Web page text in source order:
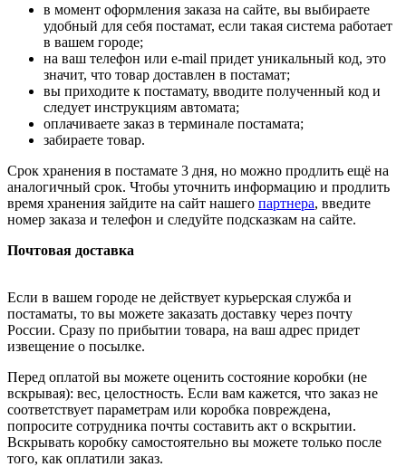
в момент оформления заказа на сайте, вы выбираете
удобный для себя постамат, если такая система работает
в вашем городе;
на ваш телефон или e-mail придет уникальный код, это
значит, что товар доставлен в постамат;
вы приходите к постамату, вводите полученный код и
следует инструкциям автомата;
оплачиваете заказ в терминале постамата;
забираете товар.
Срок хранения в постамате 3 дня, но можно продлить ещё на
аналогичный срок. Чтобы уточнить информацию и продлить
время хранения зайдите на сайт нашего партнера, введите
номер заказа и телефон и следуйте подсказкам на сайте.
Почтовая доставка
Если в вашем городе не действует курьерская служба и
постаматы, то вы можете заказать доставку через почту
России. Сразу по прибытии товара, на ваш адрес придет
извещение о посылке.
Перед оплатой вы можете оценить состояние коробки (не
вскрывая): вес, целостность. Если вам кажется, что заказ не
соответствует параметрам или коробка повреждена,
попросите сотрудника почты составить акт о вскрытии.
Вскрывать коробку самостоятельно вы можете только после
того, как оплатили заказ.